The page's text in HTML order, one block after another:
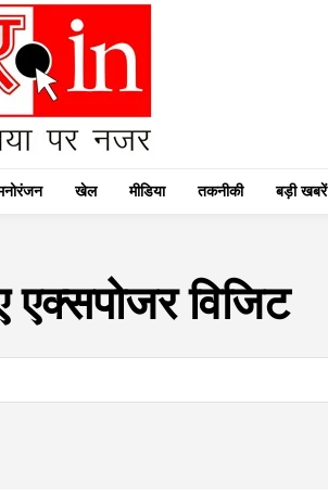
खेल मीडिया तकनीकी बड़ी खबरें
विजिट